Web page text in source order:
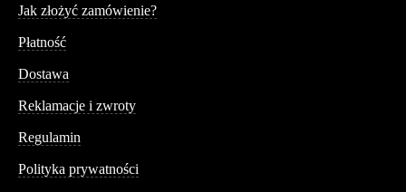
Jak złożyć zamówienie?
Płatność
Dostawa
Reklamacje i zwroty
Regulamin
Polityka prywatności